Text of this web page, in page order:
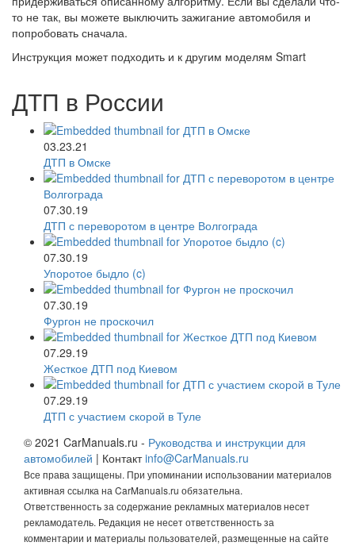
то не так, вы можете выключить зажигание автомобиля и
попробовать сначала.
Инструкция может подходить и к другим моделям Smart
ДТП в России
03.23.21
ДТП в Омске
07.30.19
ДТП с переворотом в центре Волгограда
07.30.19
Упоротое быдло (c)
07.30.19
Фургон не проскочил
07.29.19
Жесткое ДТП под Киевом
07.29.19
ДТП с участием скорой в Туле
© 2021 CarManuals.ru - Руководства и инструкции для
автомобилей | Контактinfo@CarManuals.ru
Все права защищены. При упоминании использовании материалов
активная ссылка на CarManuals.ru обязательна.
Ответственность за содержание рекламных материалов несет
рекламодатель. Редакция не несет ответственность за
комментарии и материалы пользователей, размещенные на сайте